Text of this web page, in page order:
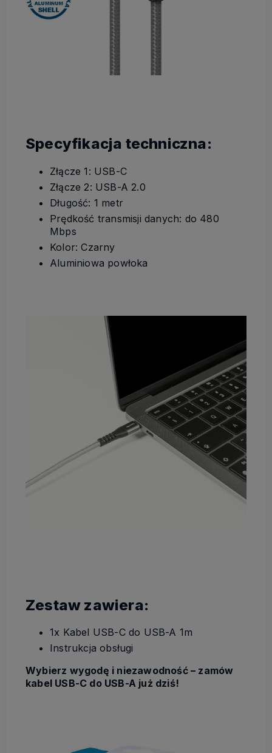
Specyfikacja techniczna:
Złącze 1: USB-C
Złącze 2: USB-A 2.0
Długość: 1 metr
Prędkość transmisji danych: do 480
Mbps
Kolor: Czarny
Aluminiowa powłoka
Zestaw zawiera:
1x Kabel USB-C do USB-A 1m
Instrukcja obsługi
Wybierz wygodę i niezawodność – zamów
kabel USB-C do USB-A już dziś!